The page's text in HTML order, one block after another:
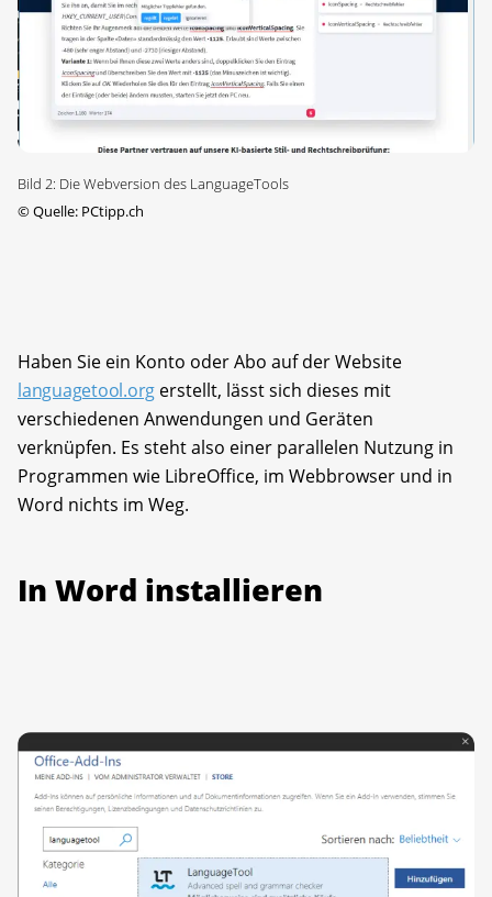
Bild 2: Die Webversion des LanguageTools
©Quelle: PCtipp.ch
Haben Sie ein Konto oder Abo auf der Website
languagetool.org erstellt, lässt sich dieses mit
verschiedenen Anwendungen und Geräten
verknüpfen. Es steht also einer parallelen Nutzung in
Programmen wie LibreOffice, im Webbrowser und in
Word nichts im Weg.
In Word installieren